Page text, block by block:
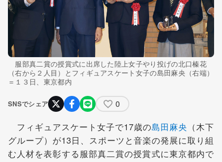
服部真二賞の授賞式に出席した陸上女子やり投げの北口榛花
（右から２人目）とフィギュアスケート女子の島田麻央（右端）
＝１３日、東京都内
SNSでシェア 0
フィギュアスケート女子で17歳の島田麻央 （木下
グループ）が13日、スポーツと音楽の発展に取り組
む人材を表彰する服部真二賞の授賞式に東京都内で